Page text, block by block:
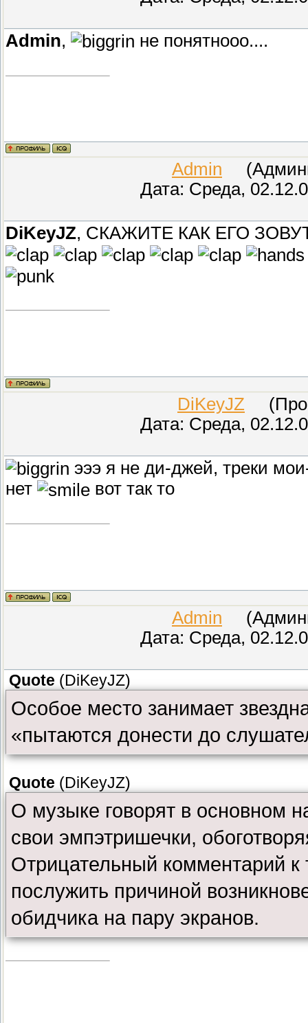
Admin, не понятнооо....
Admin
Дата: Среда,
DiKeyJZ, СКАЖИТЕ КАК ЕГО
DiKeyJZ
Дата: Среда,
эээ я не ди-джей, треки
нет
вот так то
Admin
Дата: Среда,
Quote (DiKeyJZ)
Особое место занимает
«пытаются донести до
Quote (DiKeyJZ)
О музыке говорят в основном
свои эмпэтришечки,
Отрицательный комментарий
послужить причиной
обидчика на пару экранов.